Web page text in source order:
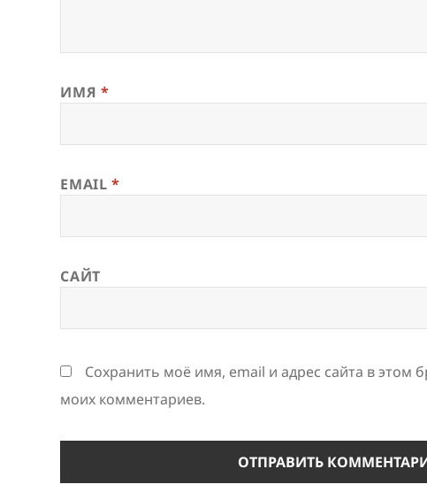
ИМЯ *
EMAIL*
САЙТ
Сохранить моё имя, email и адрес сайта в этом
моих комментариев.